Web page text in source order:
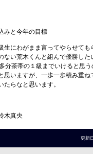
みと今年の目標
にわがまま言ってやらせても
ない荒木くんと組んで優勝した
分茶帯の１級までいけると思う
思いますが、一歩一歩積み重ね
らなと思います。
木真央
更新